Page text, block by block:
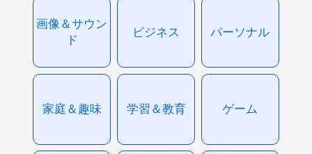
画像＆サウン
ド
ビジネス パーソナル
家庭＆趣味 学習＆教育 ゲーム